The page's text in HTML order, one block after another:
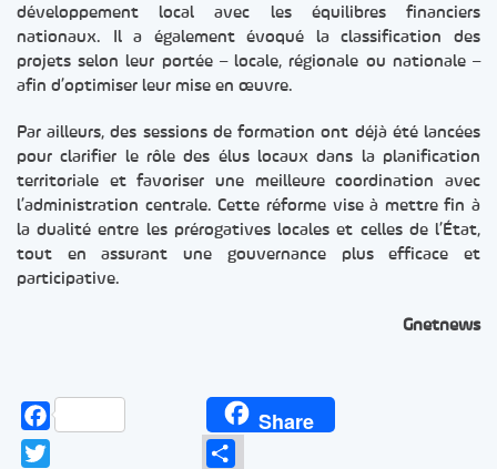
développement local avec les équilibres financiers
nationaux. Il a également évoqué la classification des
projets selon leur portée – locale, régionale ou nationale –
afin d’optimiser leur mise en œuvre.
Par ailleurs, des sessions de formation ont déjà été lancées
pour clarifier le rôle des élus locaux dans la planification
territoriale et favoriser une meilleure coordination avec
l’administration centrale. Cette réforme vise à mettre fin à
la dualité entre les prérogatives locales et celles de l’État,
tout en assurant une gouvernance plus efficace et
participative.
Gnetnews
Facebook Share
Partager